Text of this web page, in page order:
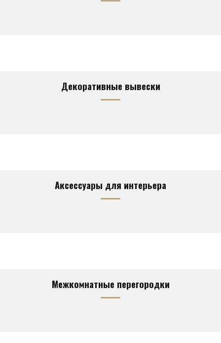
Декоративные вывески
Аксессуары для интерьера
Межкомнатные перегородки